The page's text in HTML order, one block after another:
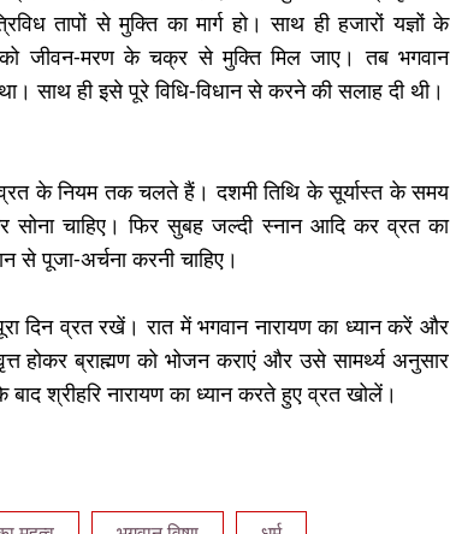
तापों से मुक्ति का मार्ग हो। साथ ही हजारों यज्ञों के
जीवन-मरण के चक्र से मुक्ति मिल जाए। तब भगवान
साथ ही इसे पूरे विधि-विधान से करने की सलाह दी थी।
व्रत के नियम तक चलते हैं। दशमी तिथि के सूर्यास्त के समय
चाहिए। फिर सुबह जल्दी स्नान आदि कर व्रत का
से पूजा-अर्चना करनी चाहिए।
दिन व्रत रखें। रात में भगवान नारायण का ध्यान करें और
होकर ब्राह्मण को भोजन कराएं और उसे सामर्थ्य अनुसार
श्रीहरि नारायण का ध्यान करते हुए व्रत खोलें।